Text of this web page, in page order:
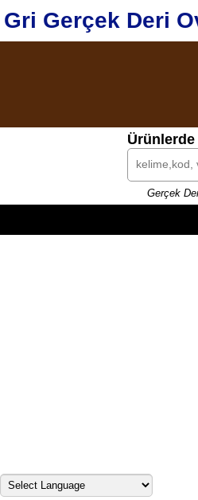
Gri Gerçek Deri
Ürünlerde
Gerçek